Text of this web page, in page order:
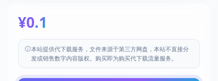
¥0.1
本站提供代下载服务，文件来源于第三方网盘，本站不直接分
发或销售数字内容版权。购买即为购买代下载流量服务。